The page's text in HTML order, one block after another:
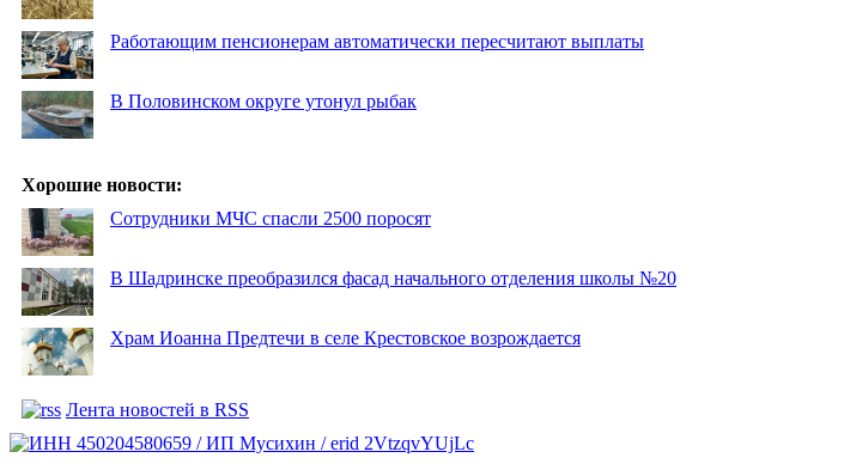
Работающим пенсионерам автоматически пересчитают выплаты
В Половинском округе утонул рыбак
Хорошие новости:
Сотрудники МЧС спасли 2500 поросят
В Шадринске преобразился фасад начального отделения школы №20
Храм Иоанна Предтечи в селе Крестовское возрождается
Лента новостей в RSS